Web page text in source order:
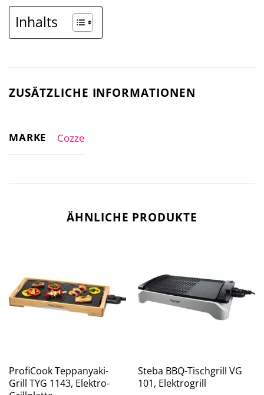
Inhalts
ZUSÄTZLICHE INFORMATIONEN
MARKE Cozze
ÄHNLICHE PRODUKTE
ProfiCook Teppanyaki-
Grill TYG 1143, Elektro-
Steba BBQ-Tischgrill VG
101, Elektrogrill